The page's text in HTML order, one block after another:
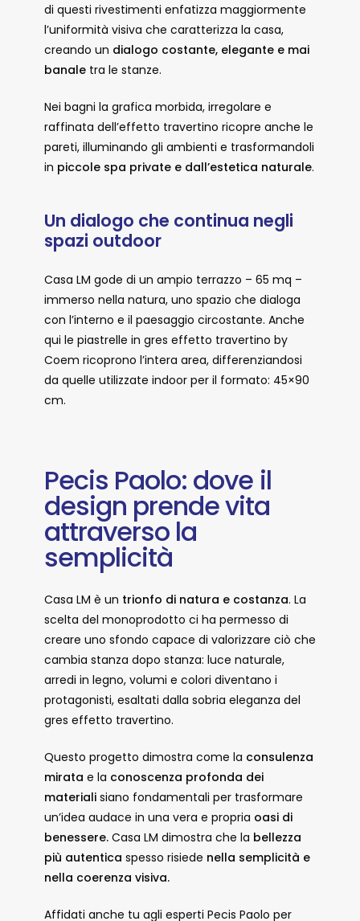
di questi rivestimenti enfatizza maggiormente
l’uniformità visiva che caratterizza la casa,
creando un dialogo costante, elegante e mai
banaletra le stanze.
Nei bagni la grafica morbida, irregolare e
raffinata dell’effetto travertino ricopre anche le
pareti, illuminando gli ambienti e trasformandoli
in piccole spa private e dall’estetica naturale.
Un dialogo che continua negli
spazi outdoor
Casa LM gode di un ampio terrazzo – 65 mq –
immerso nella natura, uno spazio che dialoga
con l’interno e il paesaggio circostante. Anche
qui le piastrelle in gres effetto travertino by
Coem ricoprono l’intera area, differenziandosi
da quelle utilizzate indoor per il formato: 45×90
cm.
Pecis Paolo: dove il
design prende vita
attraverso la
semplicità
Casa LM è un trionfo di natura e costanza. La
scelta del monoprodotto ci ha permesso di
creare uno sfondo capace di valorizzare ciò che
cambia stanza dopo stanza: luce naturale,
arredi in legno, volumi e colori diventano i
protagonisti, esaltati dalla sobria eleganza del
gres effetto travertino.
Questo progetto dimostra come la consulenza
mirata e la conoscenza profonda dei
materialisiano fondamentali per trasformare
un’idea audace in una vera e propria oasi di
benessere. Casa LM dimostra che la bellezza
più autentica spesso risiede nella semplicità e
nella coerenza visiva.
Affidati anche tu agli esperti Pecis Paolo per